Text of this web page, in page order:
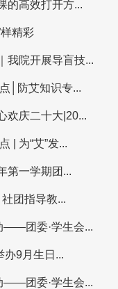
的高效打开方...
精彩
我院开展导盲技...
│防艾知识专...
欢庆二十大|20...
| 为“艾”发...
第一学期团...
团指导教...
——团委·学生会...
办9月生日...
——团委·学生会...